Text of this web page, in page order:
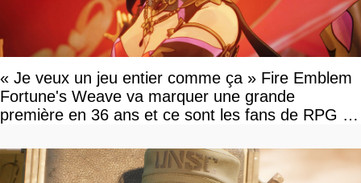
« Je veux un jeu entier comme ça » Fire Emblem
Fortune's Weave va marquer une grande
première en 36 ans et ce sont les fans de RPG en